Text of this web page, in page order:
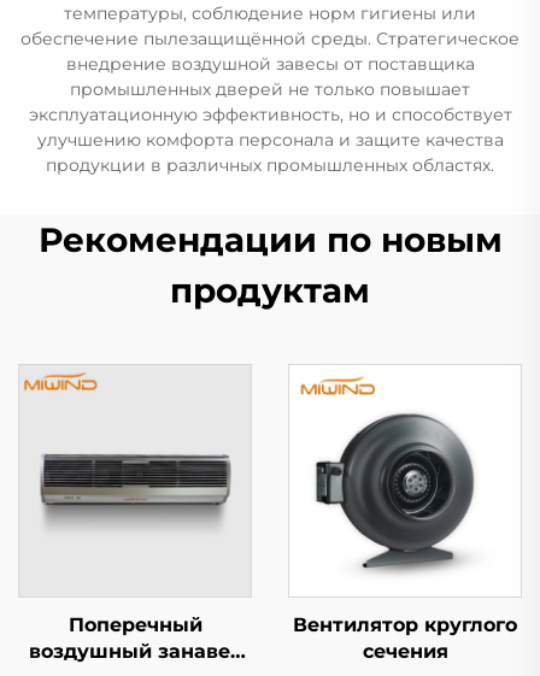
температуры, соблюдение норм гигиены или
обеспечение пылезащищённой среды. Стратегическое
внедрение воздушной завесы от поставщика
промышленных дверей не только повышает
эксплуатационную эффективность, но и способствует
улучшению комфорта персонала и защите качества
продукции в различных промышленных областях.
Рекомендации по новым
продуктам
Поперечный
воздушный занавес
Вентилятор круглого
сечения